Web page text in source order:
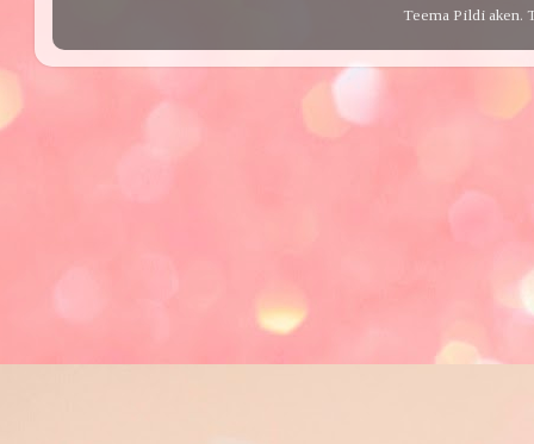
Teema Pildi aken.